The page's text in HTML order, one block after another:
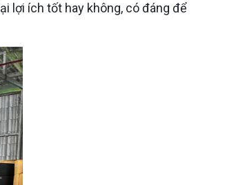
lợi ích tốt hay không, có đáng để